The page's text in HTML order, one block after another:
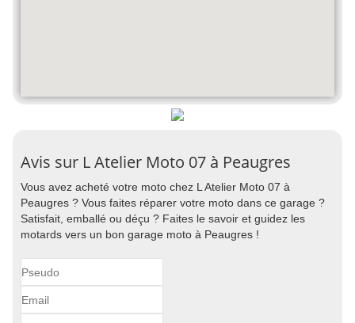
Avis sur L Atelier Moto 07 à Peaugres
Vous avez acheté votre moto chez L Atelier Moto 07 à
Peaugres ? Vous faites réparer votre moto dans ce garage ?
Satisfait, emballé ou déçu ? Faites le savoir et guidez les
motards vers un bon garage moto à Peaugres !